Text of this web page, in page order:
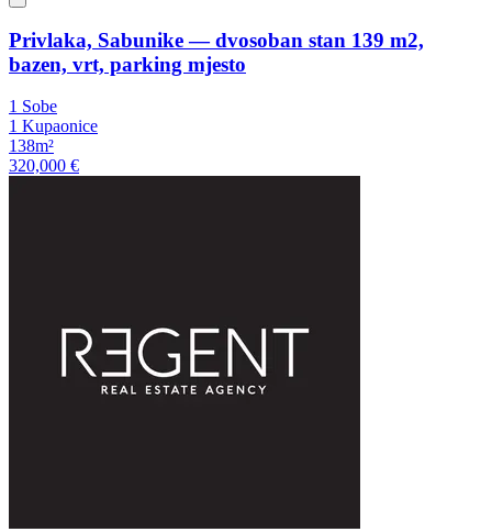
Privlaka, Sabunike — dvosoban stan 139 m2,
bazen, vrt, parking mjesto
1 Sobe
1 Kupaonice
138m²
320,000 €